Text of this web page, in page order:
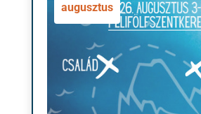
augusztus